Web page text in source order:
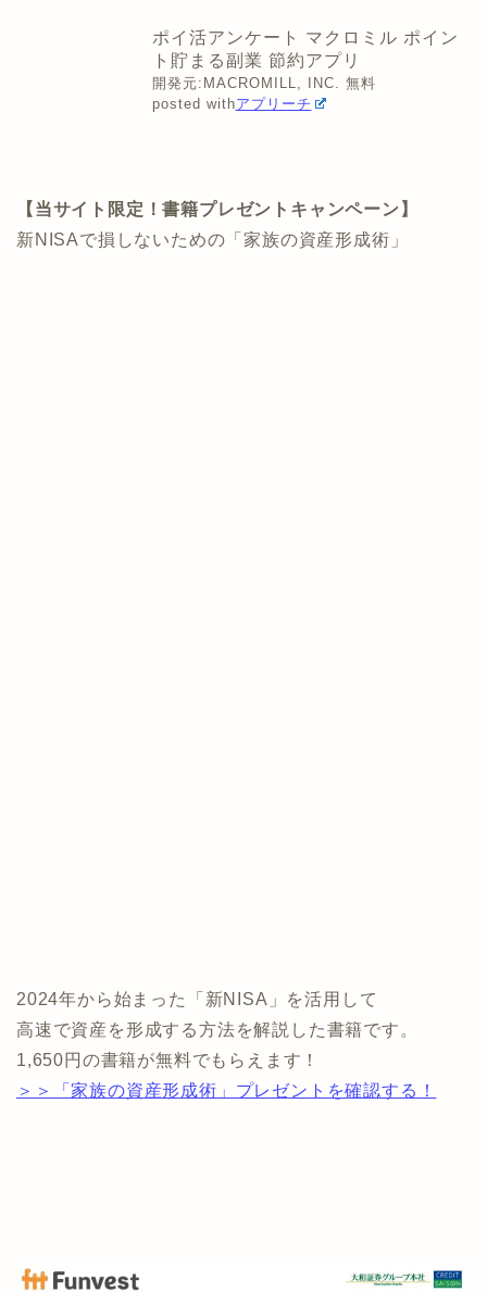
ポイ活アンケート マクロミル ポイン
ト貯まる副業 節約アプリ
開発元: MACROMILL, INC.
無料
posted withアプリーチ
【当サイト限定！書籍プレゼントキャンペーン】
新NISAで損しないための「家族の資産形成術」
2024年から始まった「新NISA」を活用して
高速で資産を形成する方法を解説した書籍です。
1,650円の書籍が無料でもらえます！
＞＞「家族の資産形成術」プレゼントを確認する！